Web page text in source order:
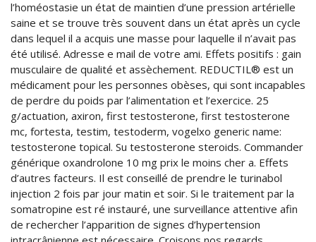
l’homéostasie un état de maintien d’une pression artérielle
saine et se trouve très souvent dans un état après un cycle
dans lequel il a acquis une masse pour laquelle il n’avait pas
été utilisé. Adresse e mail de votre ami. Effets positifs : gain
musculaire de qualité et assèchement. REDUCTIL® est un
médicament pour les personnes obèses, qui sont incapables
de perdre du poids par l’alimentation et l’exercice. 25
g/actuation, axiron, first testosterone, first testosterone
mc, fortesta, testim, testoderm, vogelxo generic name:
testosterone topical. Su testosterone steroids. Commander
générique oxandrolone 10 mg prix le moins cher a. Effets
d’autres facteurs. Il est conseillé de prendre le turinabol
injection 2 fois par jour matin et soir. Si le traitement par la
somatropine est ré instauré, une surveillance attentive afin
de rechercher l’apparition de signes d’hypertension